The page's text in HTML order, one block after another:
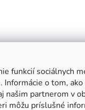
funkcií sociálnych
Informácie o tom, ako
našim partnerom v
môžu príslušné